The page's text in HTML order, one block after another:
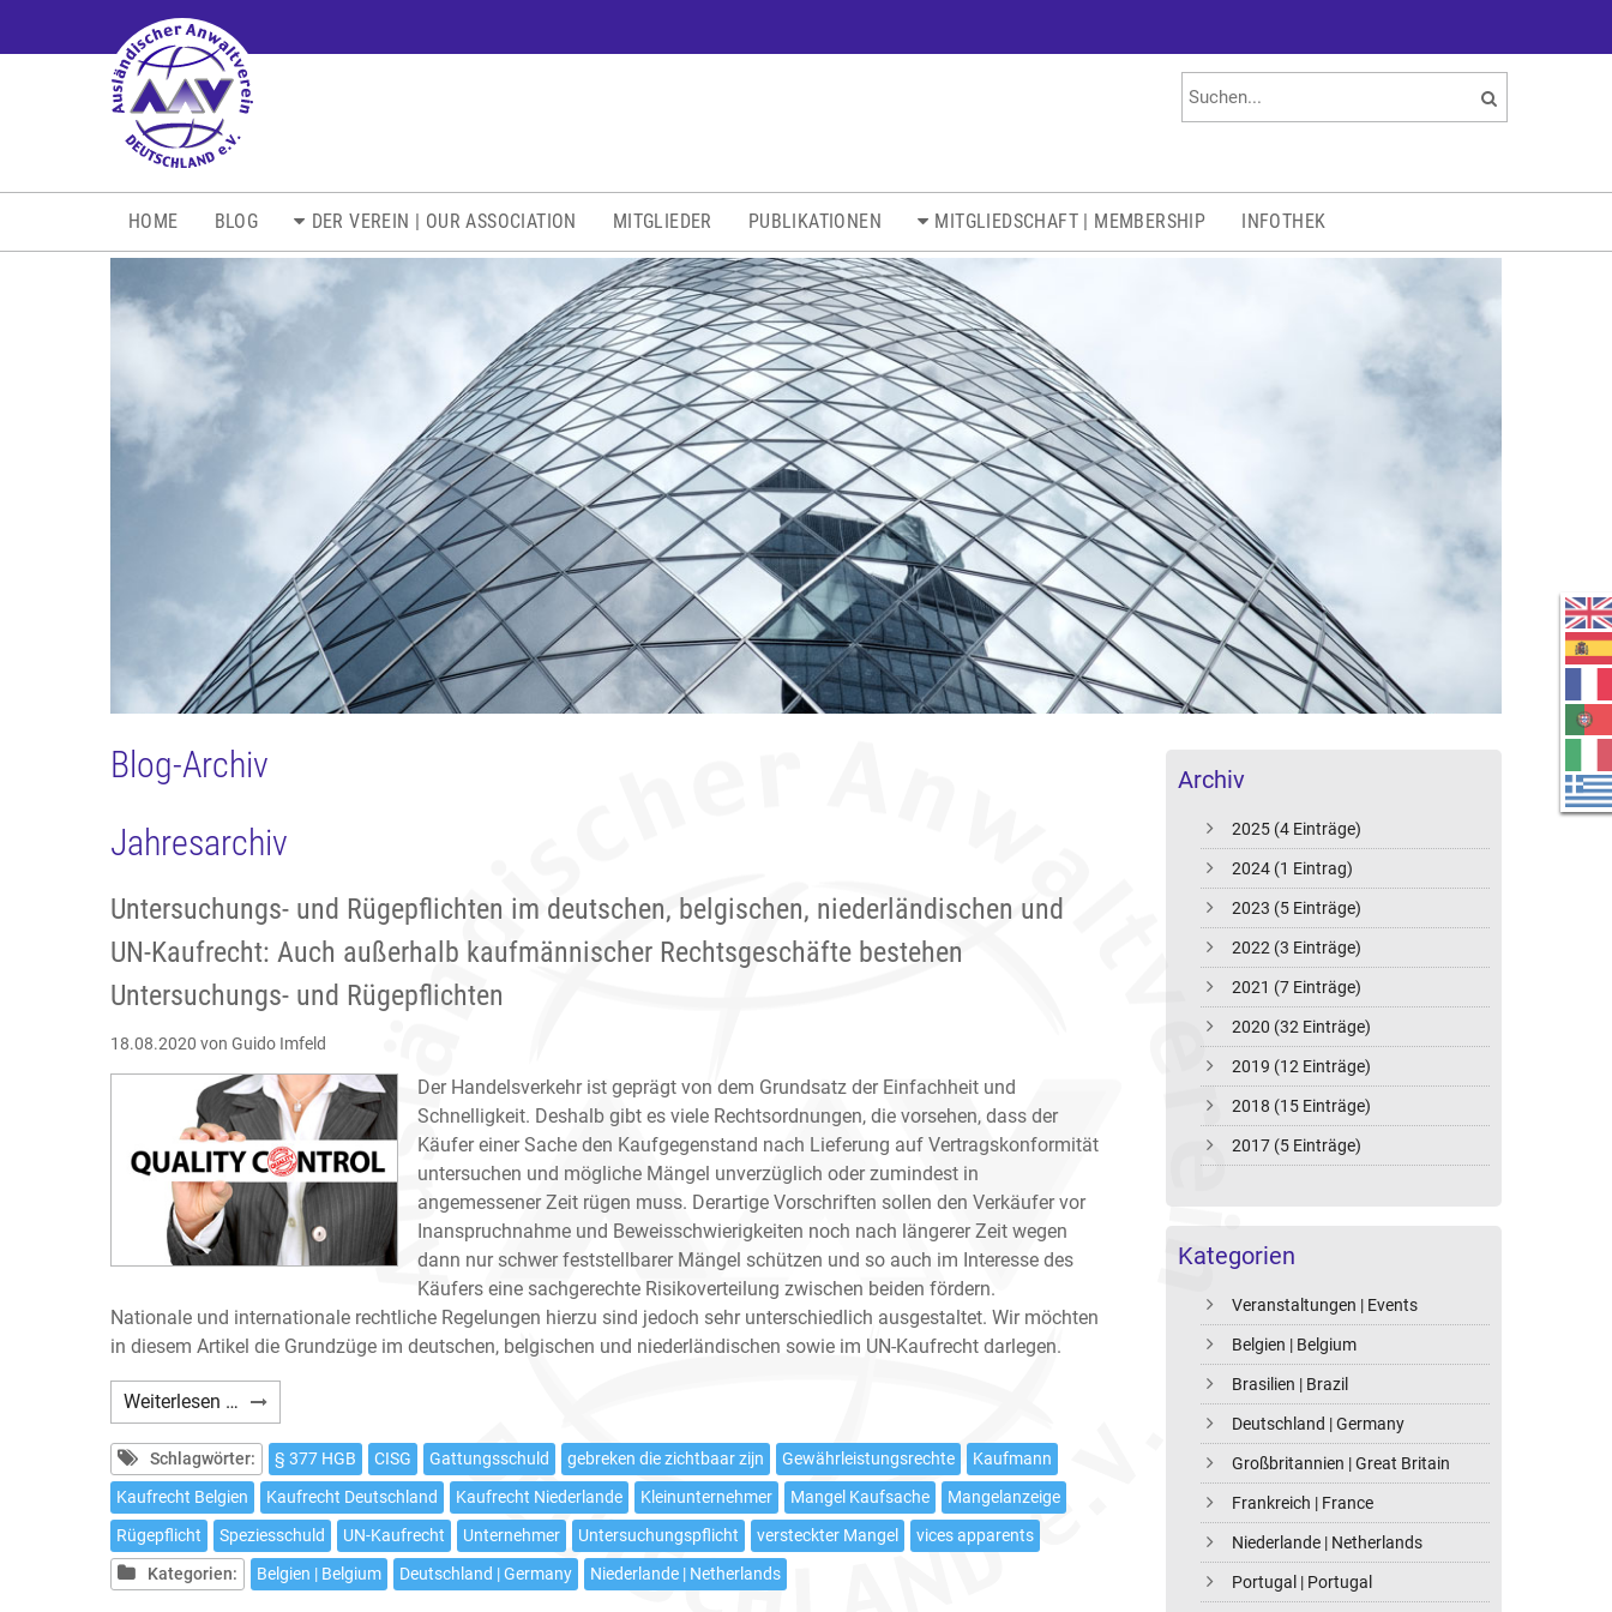
HOME BLOG DER VEREIN | OUR ASSOCIATION MITGLIEDER PUBLIKATIONEN MITGLIEDSCHAFT | MEMBERSHIP INFOTHEK
Archiv
2025 (4 Einträge)
2024 (1 Eintrag)
2023 (5 Einträge)
2022 (3 Einträge)
2021 (7 Einträge)
2020 (32 Einträge)
2019 (12 Einträge)
2018 (15 Einträge)
2017 (5 Einträge)
Kategorien
Veranstaltungen | Events
Belgien | Belgium
Brasilien | Brazil
Deutschland | Germany
Großbritannien | Great Britain
Frankreich | France
Niederlande | Netherlands
Portugal | Portugal
Blog-Archiv
Jahresarchiv
Untersuchungs- und Rügepflichten im deutschen, belgischen, niederländischen und
UN-Kaufrecht: Auch außerhalb kaufmännischer Rechtsgeschäfte bestehen
Untersuchungs- und Rügepflichten
18.08.2020 von Guido Imfeld
Der Handelsverkehr ist geprägt von dem Grundsatz der Einfachheit und
Schnelligkeit. Deshalb gibt es viele Rechtsordnungen, die vorsehen, dass der
Käufer einer Sache den Kaufgegenstand nach Lieferung auf Vertragskonformität
untersuchen und mögliche Mängel unverzüglich oder zumindest in
angemessener Zeit rügen muss. Derartige Vorschriften sollen den Verkäufer vor
Inanspruchnahme und Beweisschwierigkeiten noch nach längerer Zeit wegen
dann nur schwer feststellbarer Mängel schützen und so auch im Interesse des
Käufers eine sachgerechte Risikoverteilung zwischen beiden fördern.
Nationale und internationale rechtliche Regelungen hierzu sind jedoch sehr unterschiedlich ausgestaltet. Wir möchten
in diesem Artikel die Grundzüge im deutschen, belgischen und niederländischen sowie im UN-Kaufrecht darlegen.
Weiterlesen … Untersuchungs-
und
Rügepflichten
im
deutschen,
belgischen,
niederländischen
Schlagwörter: § 377 HGB CISG Gattungsschuld gebreken die zichtbaar zijn Gewährleistungsrechte
Kaufmann
Kaufrecht Belgien
Kaufrecht Deutschland Kaufrecht Niederlande Kleinunternehmer Mangel Kaufsache
Mangelanzeige
Rügepflicht
Speziesschuld UN-Kaufrecht Unternehmer Untersuchungspflicht versteckter Mangel
vices apparents
Kategorien:
Belgien | Belgium Deutschland | Germany Niederlande | Netherlands